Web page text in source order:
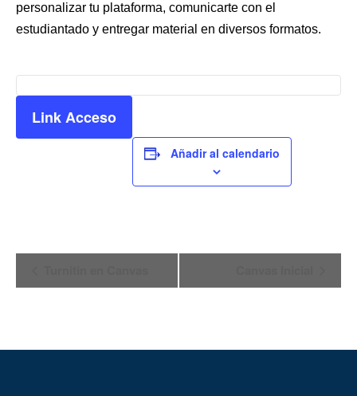
personalizar tu plataforma, comunicarte con el
estudiantado y entregar material en diversos formatos.
Link Acceso
Añadir al calendario